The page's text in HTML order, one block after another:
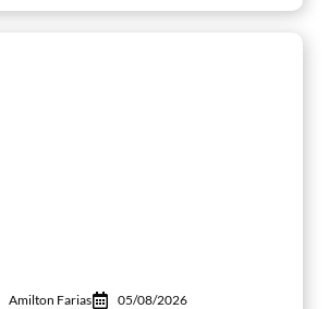
Amilton Farias 05/08/2026